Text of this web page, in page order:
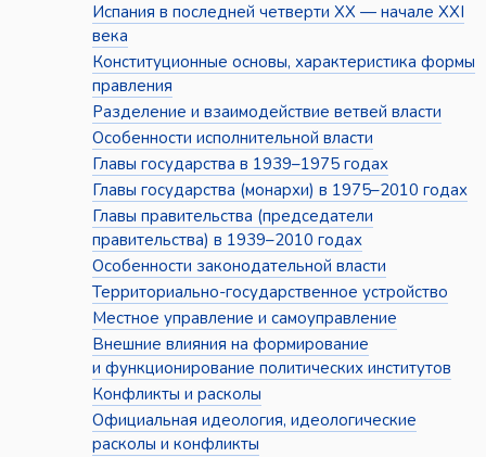
Испания в последней четверти XX — начале XXI
века
Конституционные основы, характеристика формы
правления
Разделение и взаимодействие ветвей власти
Особенности исполнительной власти
Главы государства в 1939–1975 годах
Главы государства (монархи) в 1975–2010 годах
Главы правительства (председатели
правительства) в 1939–2010 годах
Особенности законодательной власти
Территориально-государственное устройство
Местное управление и самоуправление
Внешние влияния на формирование
и функционирование политических институтов
Конфликты и расколы
Официальная идеология, идеологические
расколы и конфликты